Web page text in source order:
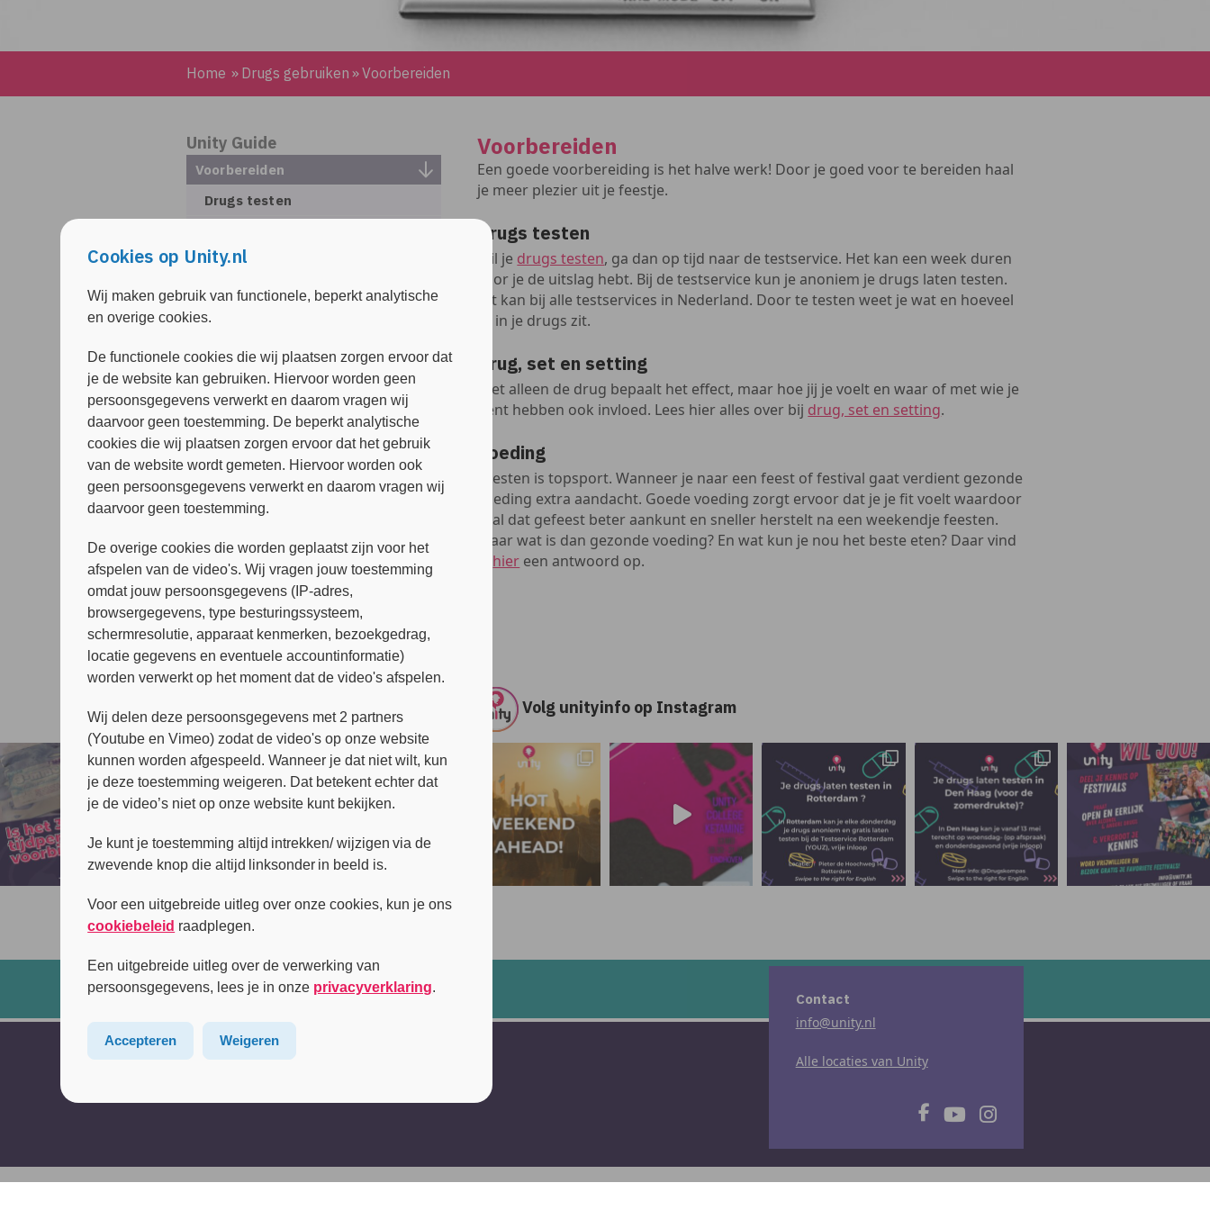
Home » Drugs gebruiken »Voorbereiden
Unity Guide
Voorbereiden
Drugs testen
Voeding
Party & gebruik
De After
Nuchter feesten
Alles over slapen en drugs
Info for tourists
Extra info
Wet en regelgeving
Lichaam en hersenen
Klachten na drugsgebruik
Onderzoek en verder lezen
Voorbereiden
Een goede voorbereiding is het halve werk! Door je goed voor te bereiden haal
je meer plezier uit je feestje.
Drugs testen
Wil je drugs testen, ga dan op tijd naar de testservice. Het kan een week duren
voor je de uitslag hebt. Bij de testservice kun je anoniem je drugs laten testen.
Dit kan bij alle testservices in Nederland. Door te testen weet je wat en hoeveel
er in je drugs zit.
Drug, set en setting
Niet alleen de drug bepaalt het effect, maar hoe jij je voelt en waar of met wie je
bent hebben ook invloed. Lees hier alles over bij drug, set en setting.
Voeding
Feesten is topsport. Wanneer je naar een feest of festival gaat verdient gezonde
voeding extra aandacht. Goede voeding zorgt ervoor dat je je fit voelt waardoor
je al dat gefeest beter aankunt en sneller herstelt na een weekendje feesten.
Maar wat is dan gezonde voeding? En wat kun je nou het beste eten? Daar vind
hier een antwoord op.
Volg unityinfo op Instagram
Contact
info@unity.nl
Alle locaties van Unity
Cookies op Unity.nl
Wij maken gebruik van functionele, beperkt analytische
en overige cookies.
De functionele cookies die wij plaatsen zorgen ervoor dat
je de website kan gebruiken. Hiervoor worden geen
persoonsgegevens verwerkt en daarom vragen wij
daarvoor geen toestemming. De beperkt analytische
cookies die wij plaatsen zorgen ervoor dat het gebruik
van de website wordt gemeten. Hiervoor worden ook
geen persoonsgegevens verwerkt en daarom vragen wij
daarvoor geen toestemming.
De overige cookies die worden geplaatst zijn voor het
afspelen van de video's. Wij vragen jouw toestemming
omdat jouw persoonsgegevens (IP-adres,
browsergegevens, type besturingssysteem,
schermresolutie, apparaat kenmerken, bezoekgedrag,
locatie gegevens en eventuele accountinformatie)
worden verwerkt op het moment dat de video's afspelen.
Wij delen deze persoonsgegevens met 2 partners
(Youtube en Vimeo) zodat de video's op onze website
kunnen worden afgespeeld. Wanneer je dat niet wilt, kun
je deze toestemming weigeren. Dat betekent echter dat
je de video’s niet op onze website kunt bekijken.
Je kunt je toestemming altijd intrekken/ wijzigen via de
zwevende knop die altijd linksonder in beeld is.
Voor een uitgebreide uitleg over onze cookies, kun je ons
cookiebeleid raadplegen.
Een uitgebreide uitleg over de verwerking van
persoonsgegevens, lees je in onze privacyverklaring.
Accepteren Weigeren